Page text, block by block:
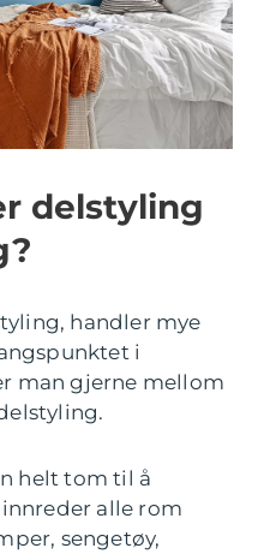
delstyling
handler mye
i
man gjerne mellom
helt tom til å
alle rom
sengetøy,